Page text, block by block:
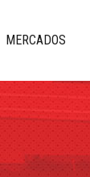
MERCADOS